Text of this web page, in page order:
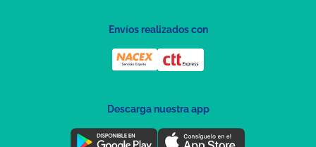
Envíos realizados con
Descarga nuestra app